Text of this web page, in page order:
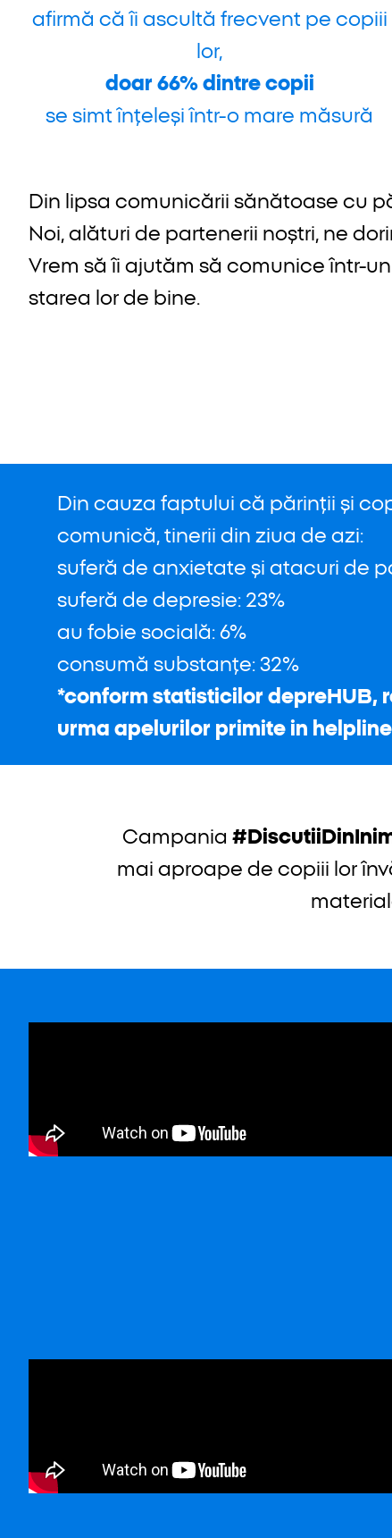
afirmă că îi ascultă frecvent pe copiii
lor,
doar 66% dintre copii
se simt înțeleși într-o mare măsură
Din lipsa comunicării sănătoase cu
Noi, alături de partenerii noștri, ne
Vrem să îi ajutăm să comunice într-
starea lor de bine.
Din cauza faptului că părinții și
comunică, tinerii din ziua de azi:
suferă de anxietate și atacuri de
suferă de depresie: 23%
au fobie socială: 6%
consumă substanțe: 32%
*conform statisticilor depreHUB,
urma apelurilor primite in helpline
Campania
mai aproape de copiii lor